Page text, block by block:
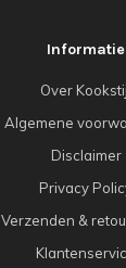
Informatie
Over
Algemene
Disclaimer
Privacy
Verzenden &